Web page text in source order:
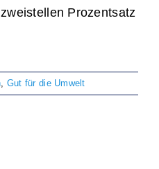
Prozentsatz
, Gut für die Umwelt